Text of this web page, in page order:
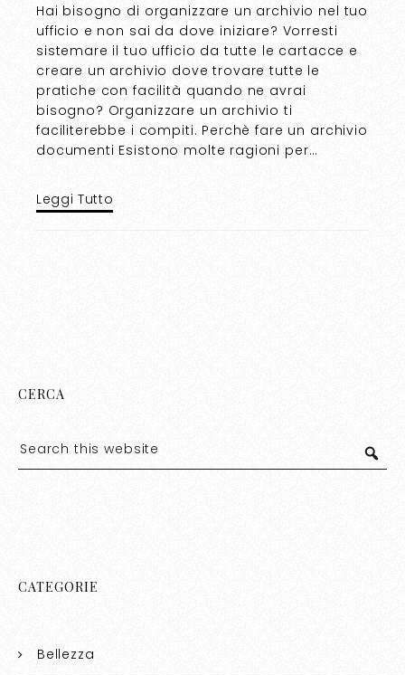
Hai bisogno di organizzare un archivio nel tuo
ufficio e non sai da dove iniziare? Vorresti
sistemare il tuo ufficio da tutte le cartacce e
creare un archivio dove trovare tutte le
pratiche con facilità quando ne avrai
bisogno? Organizzare un archivio ti
faciliterebbe i compiti. Perchè fare un archivio
documenti Esistono molte ragioni per…
Leggi Tutto
CERCA
CATEGORIE
Bellezza